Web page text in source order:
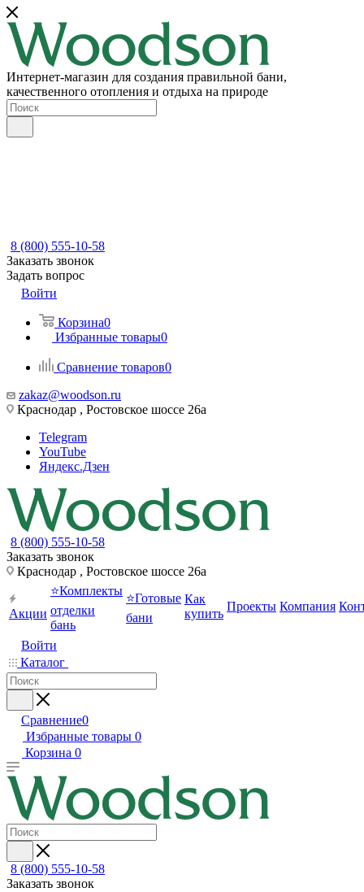
Интернет-магазин для создания правильной бани,
качественного отопления и отдыха на природе
8 (800) 555-10-58
Заказать звонок
Задать вопрос
Войти
Корзина0
Избранные товары0
Сравнение товаров0
zakaz@woodson.ru
Краснодар , Ростовское шоссе 26а
Telegram
YouTube
Яндекс.Дзен
8 (800) 555-10-58
Заказать звонок
Краснодар , Ростовское шоссе 26а
Акции
⭐Комплекты
отделки
бань
⭐Готовые
бани
Как
купить
Проекты Компания
Войти
Каталог
Сравнение0
Избранные товары 0
Корзина 0
8 (800) 555-10-58
Заказать звонок